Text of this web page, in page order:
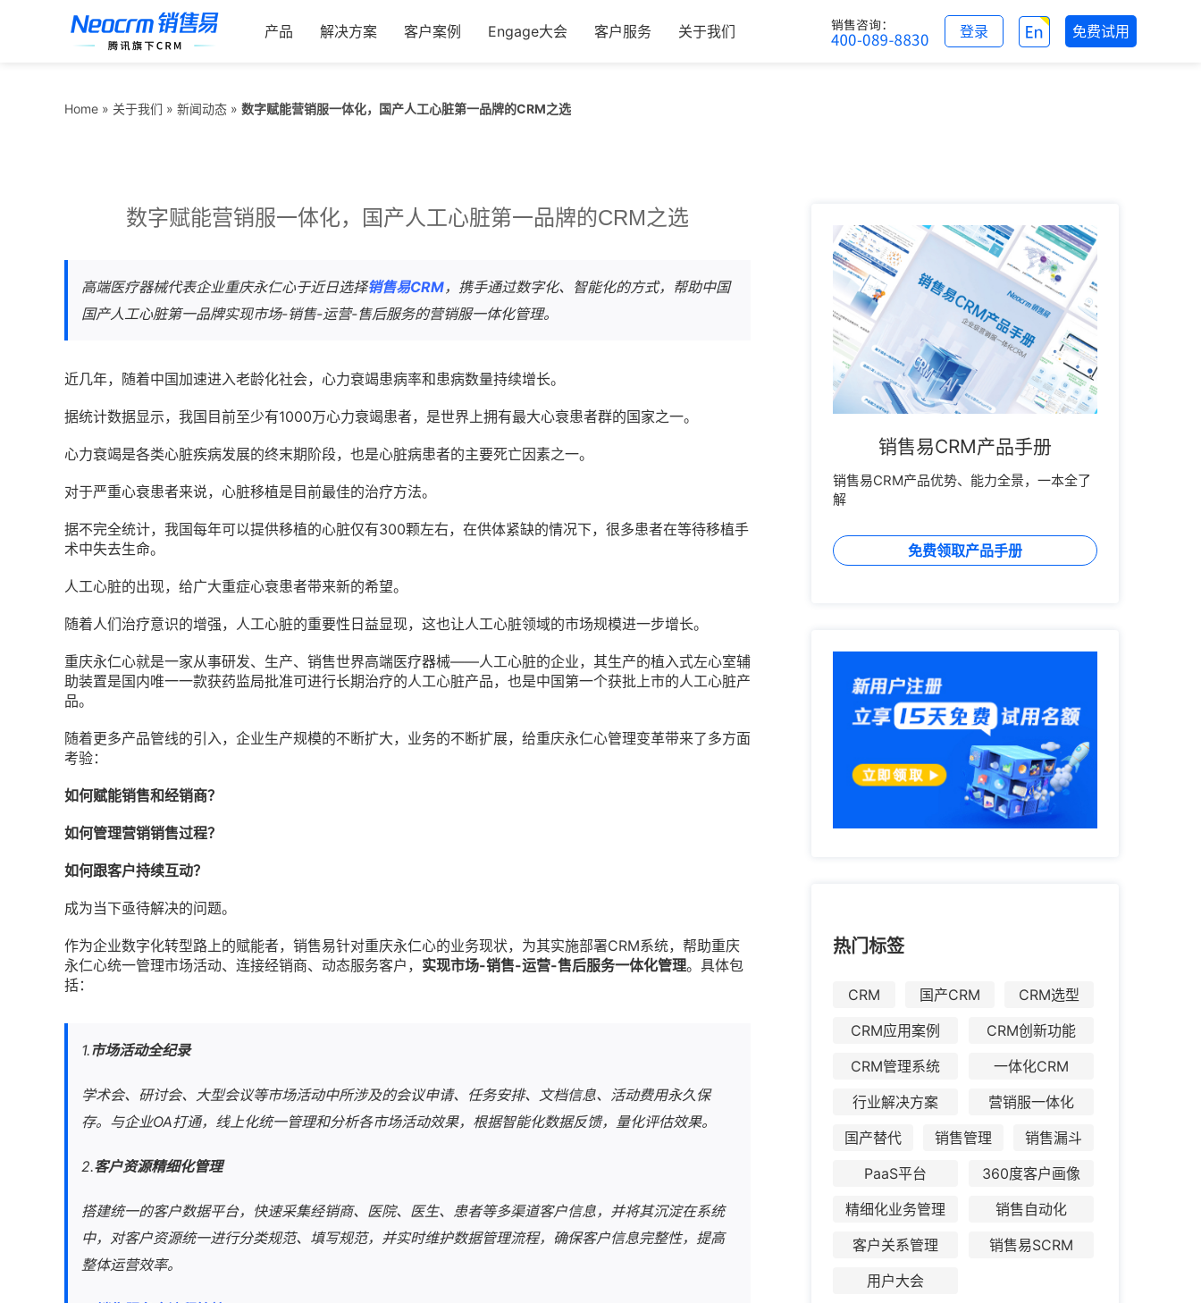
产品 解决方案 客户案例 Engage大会 客户服务 关于我们 免费试用
登录
Home » 关于我们 » 新闻动态 » 数字赋能营销服一体化，国产人工心脏第一品牌的CRM之选
数字赋能营销服一体化，国产人工心脏第一品牌的CRM之选
高端医疗器械代表企业重庆永仁心于近日选择销售易CRM，携手通过数字化、智能化的方式，帮助中国
国产人工心脏第一品牌实现市场-销售-运营-售后服务的营销服一体化管理。
近几年，随着中国加速进入老龄化社会，心力衰竭患病率和患病数量持续增长。
据统计数据显示，我国目前至少有1000万心力衰竭患者，是世界上拥有最大心衰患者群的国家之一。
心力衰竭是各类心脏疾病发展的终末期阶段，也是心脏病患者的主要死亡因素之一。
对于严重心衰患者来说，心脏移植是目前最佳的治疗方法。
据不完全统计，我国每年可以提供移植的心脏仅有300颗左右，在供体紧缺的情况下，很多患者在等待移植手
术中失去生命。
人工心脏的出现，给广大重症心衰患者带来新的希望。
随着人们治疗意识的增强，人工心脏的重要性日益显现，这也让人工心脏领域的市场规模进一步增长。
重庆永仁心就是一家从事研发、生产、销售世界高端医疗器械——人工心脏的企业，其生产的植入式左心室辅
助装置是国内唯一一款获药监局批准可进行长期治疗的人工心脏产品，也是中国第一个获批上市的人工心脏产
品。
随着更多产品管线的引入，企业生产规模的不断扩大，业务的不断扩展，给重庆永仁心管理变革带来了多方面
考验：
如何赋能销售和经销商？
如何管理营销销售过程？
如何跟客户持续互动？
成为当下亟待解决的问题。
作为企业数字化转型路上的赋能者，销售易针对重庆永仁心的业务现状，为其实施部署CRM系统，帮助重庆
永仁心统一管理市场活动、连接经销商、动态服务客户， 实现市场-销售-运营-售后服务一体化管理。具体包
括：
1.市场活动全纪录
学术会、研讨会、大型会议等市场活动中所涉及的会议申请、任务安排、文档信息、活动费用永久保
存。与企业OA打通，线上化统一管理和分析各市场活动效果，根据智能化数据反馈，量化评估效果。
2.客户资源精细化管理
搭建统一的客户数据平台，快速采集经销商、医院、医生、患者等多渠道客户信息，并将其沉淀在系统
中，对客户资源统一进行分类规范、填写规范，并实时维护数据管理流程，确保客户信息完整性，提高
整体运营效率。
销售易CRM产品手册
销售易CRM产品优势、能力全景，一本全了
解
免费领取产品手册
热门标签
CRM 国产CRM
CRM选型
CRM应用案例
CRM创新功能
CRM管理系统
一体化CRM
行业解决方案
营销服一体化
国产替代
销售管理
销售漏斗
PaaS平台
360度客户画像
精细化业务管理
销售自动化
客户关系管理
销售易SCRM
用户大会